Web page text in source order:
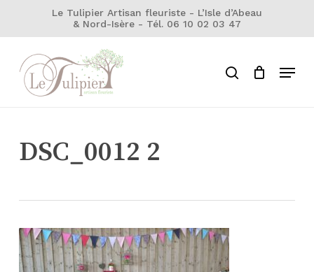
content
Le Tulipier Artisan fleuriste - L’Isle d’Abeau
& Nord-Isère - Tél. 06 10 02 03 47
search Menu
Cart Cart
DSC_0012 2